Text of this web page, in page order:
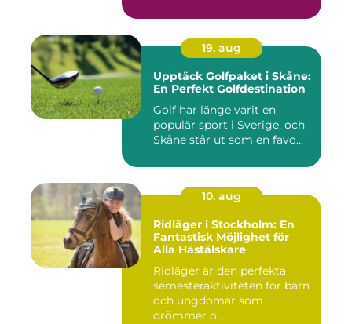
19. aug
Upptäck Golfpaket i Skåne:
En Perfekt Golfdestination
Golf har länge varit en
populär sport i Sverige, och
Skåne står ut som en favo...
10. aug
Ridläger i Stockholm: En
Fantastisk Möjlighet för
Alla Hästälskare
Ridläger är den perfekta
semesteraktiviteten för barn
och ungdomar som
drömmer o...